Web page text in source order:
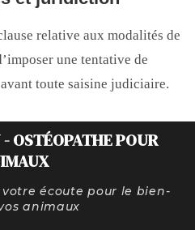
relative aux modalités de
une tentative de
toute saisine judiciaire.
OSTÉOPATHE POUR
écoute pour le bien-
animaux